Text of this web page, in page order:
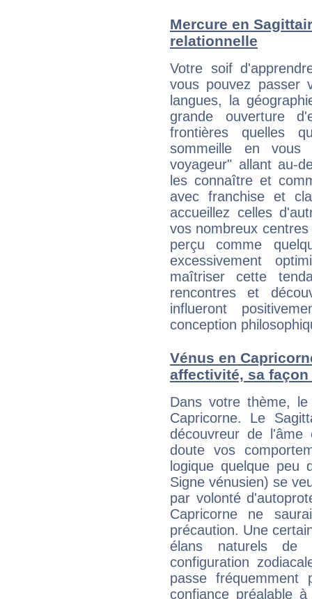
Mercure en
relationnelle
Votre soif
vous pouvez passer
langues, la
grande ouverture
frontières quelles
sommeille en
voyageur" allant au-
les connaître et
avec franchise et
accueillez celles
vos nombreux
perçu comme
excessivement
maîtriser cette
rencontres et
influeront
conception
Vénus en
affectivité, sa
Dans votre thème,
Capricorne. Le
découvreur de
doute vos
logique quelque peu
Signe vénusien) se
par volonté
Capricorne ne
précaution. Une
élans naturels de
configuration
passe fréquemment
confiance préalable